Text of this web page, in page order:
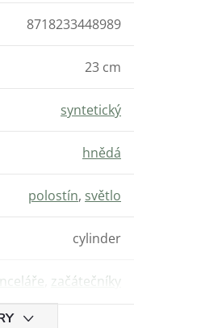
8718233448989
23 cm
syntetický
hnědá
polostín, světlo
cylinder
začátečníky